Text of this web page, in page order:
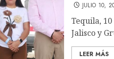
JULIO 10,
Tequila,
Jalisco y
LEER MÁS